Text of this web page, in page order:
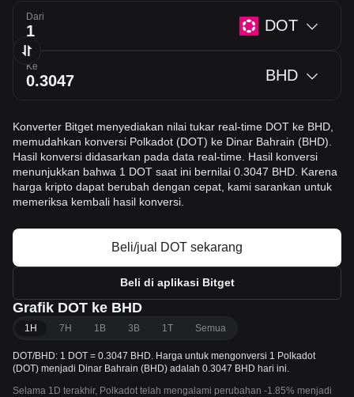
Dari DOT
Ke BHD
Konverter Bitget menyediakan nilai tukar real-time DOT ke BHD,
memudahkan konversi Polkadot (DOT) ke Dinar Bahrain (BHD).
Hasil konversi didasarkan pada data real-time. Hasil konversi
menunjukkan bahwa 1 DOT saat ini bernilai 0.3047 BHD. Karena
harga kripto dapat berubah dengan cepat, kami sarankan untuk
memeriksa kembali hasil konversi.
Beli/jual DOT sekarang
Beli di aplikasi Bitget
Grafik DOT ke BHD
1H 7H 1B 3B 1T Semua
DOT/BHD: 1 DOT = 0.3047 BHD. Harga untuk mengonversi 1 Polkadot
(DOT) menjadi Dinar Bahrain (BHD) adalah 0.3047 BHD hari ini.
Selama 1D terakhir, Polkadot telah mengalami perubahan -1.85% menjadi